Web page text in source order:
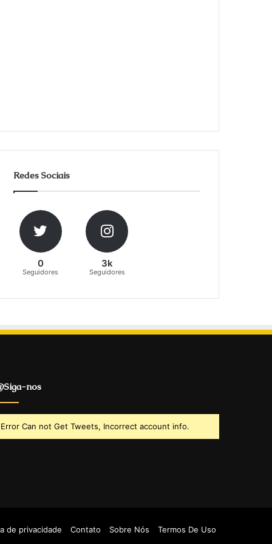
Redes Sociais
0
Seguidores
3k
Seguidores
nos
Error Can not Get Tweets, Incorrect account info.
de privacidade Contato Sobre Nós Termos De Uso